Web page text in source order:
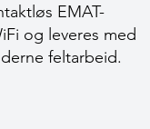
EMAT-
og leveres med
feltarbeid.